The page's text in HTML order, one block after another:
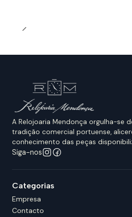
A Relojoaria Mendonça orgulha-se
tradição comercial portuense,
conhecimento das peças
Siga-nos
Categorias
Empresa
Contacto